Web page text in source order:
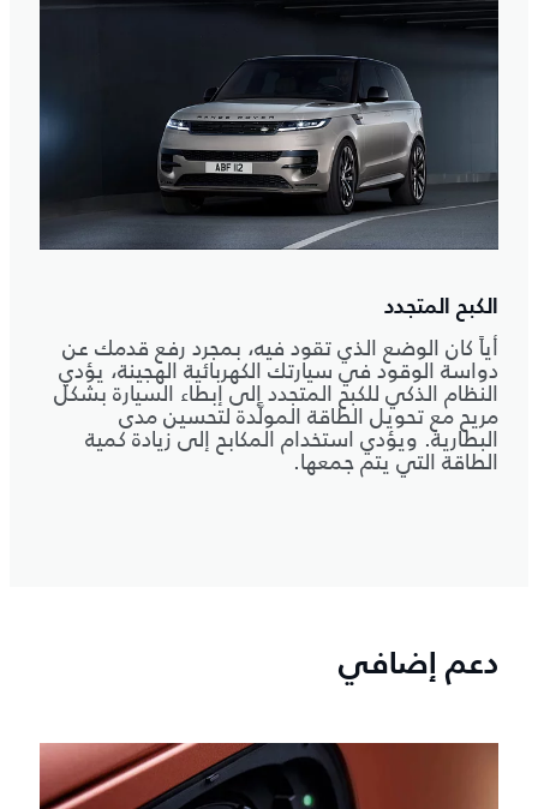
الكبح المتجدد
أياً كان الوضع الذي تقود فيه، بمجرد رفع قدمك عن
دواسة الوقود في سيارتك الكهربائية الهجينة، يؤدي
النظام الذكي للكبح المتجدد إلى إبطاء السيارة بشكل
مريح مع تحويل الطاقة المولَّدة لتحسين مدى
البطارية. ويؤدي استخدام المكابح إلى زيادة كمية
الطاقة التي يتم جمعها.
دعم إضافي